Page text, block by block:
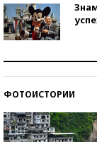
ФОТОИСТОРИИ